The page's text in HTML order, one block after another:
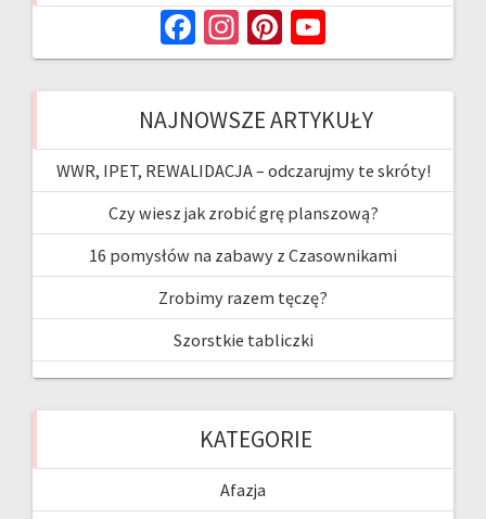
Fa
ce
b
o
o
k
In
st
ag
ra
m
Pi
nt
er
es
t
u
T
u
b
e
NAJNOWSZE ARTYKUŁY
WWR, IPET, REWALIDACJA – odczarujmy te skróty!
Czy wiesz jak zrobić grę planszową?
16 pomysłów na zabawy z Czasownikami
Zrobimy razem tęczę?
Szorstkie tabliczki
KATEGORIE
Afazja